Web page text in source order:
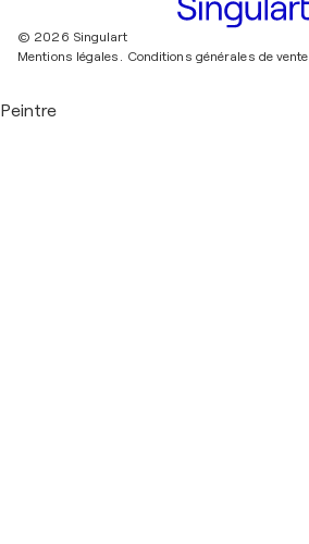
© 2026 Singulart
Mentions légales. Conditions générales de vente
Peintre